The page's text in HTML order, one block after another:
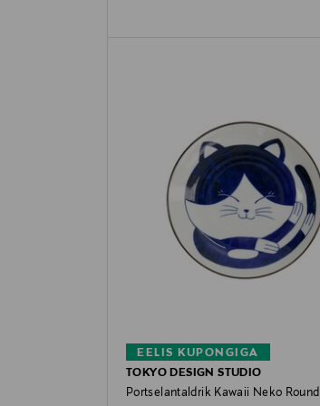
EELIS KUPONGIGA
TOKYO DESIGN STUDIO
Portselantaldrik Kawaii Neko Round